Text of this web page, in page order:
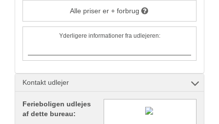
Alle priser er + forbrug
Yderligere informationer fra udlejeren:
Kontakt udlejer
Ferieboligen udlejes
af dette bureau: